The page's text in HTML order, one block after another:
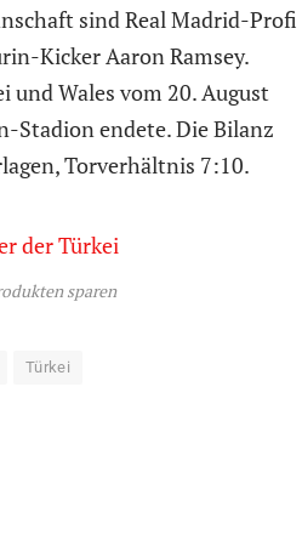
sind Real Madrid-Profi
Kicker Aaron Ramsey.
Wales vom 20. August
Stadion endete. Die Bilanz
Torverhältnis 7:10.
sparen
Türkei